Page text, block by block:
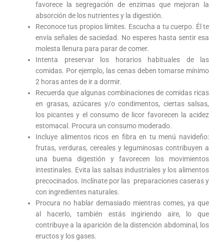
favorece la segregación de enzimas que mejoran la
absorción de los nutrientes y la digestión.
Reconoce tus propios límites. Escucha a tu cuerpo. Él te
envía señales de saciedad. No esperes hasta sentir esa
molesta llenura para parar de comer.
Intenta preservar los horarios habituales de las
comidas. Por ejemplo, las cenas deben tomarse mínimo
2 horas antes de ir a dormir.
Recuerda que algunas combinaciones de comidas ricas
en grasas, azúcares y/o condimentos, ciertas salsas,
los picantes y el consumo de licor favorecen la acidez
estomacal. Procura un consumo moderado.
Incluye alimentos ricos en fibra en tu menú navideño:
frutas, verduras, cereales y leguminosas contribuyen a
una buena digestión y favorecen los movimientos
intestinales. Evita las salsas industriales y los alimentos
precocinados. Inclínate por las preparaciones caseras y
con ingredientes naturales.
Procura no hablar demasiado mientras comes, ya que
al hacerlo, también estás ingiriendo aire, lo que
contribuye a la aparición de la distención abdominal, los
eructos y los gases.